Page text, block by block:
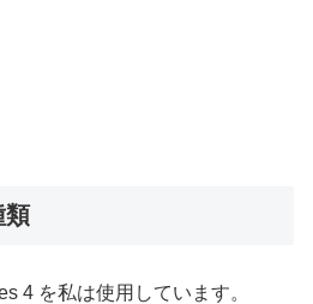
類
4 を私は使用しています。